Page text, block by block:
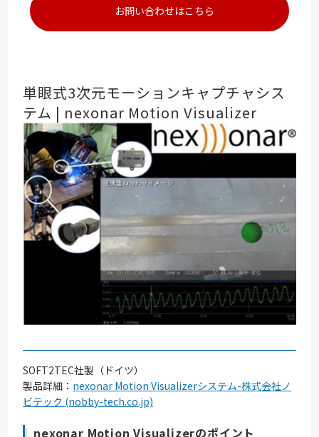
お問い合わせはこちら
単眼式3次元モーションキャプチャシス
テム | nexonar Motion Visualizer
SOFT2TEC社製（ドイツ）
製品詳細： nexonar Motion Visualizerシステム-株式会社ノ
ビテック (nobby-tech.co.jp)
nexonar Motion Visualizerのポイント